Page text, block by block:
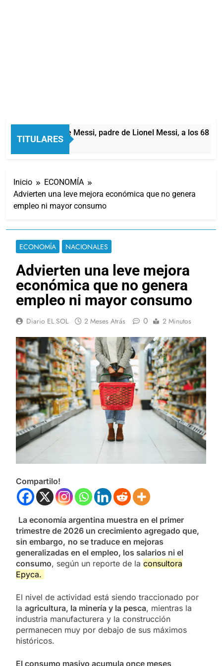
TITULARES
Murió Jorge Messi, padre de Lionel Messi, a los 68 años
4 Horas Atrás
Inicio
ECONOMÍA
Advierten una leve mejora económica que no genera
empleo ni mayor consumo
ECONOMÍA NACIONALES
Advierten una leve mejora
económica que no genera
empleo ni mayor consumo
Diario EL SOL 2 Meses Atrás 0 2 Minutos
Compartilo!
La economía argentina muestra en el primer
trimestre de 2026 un crecimiento agregado que,
sin embargo, no se traduce en mejoras
generalizadas en el empleo, los salarios ni el
consumo, según un reporte de la consultora
Epyca.
El nivel de actividad está siendo traccionado por
la agricultura, la minería y la pesca, mientras la
industria manufacturera y la construcción
permanecen muy por debajo de sus máximos
históricos.
El consumo masivo acumula once meses